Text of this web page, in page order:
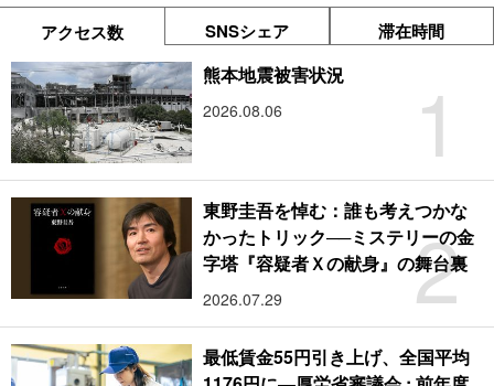
アクセス数 SNSシェア 滞在時間
1
熊本地震被害状況
2026.08.06
2
東野圭吾を悼む：誰も考えつかな
かったトリック──ミステリーの金
字塔『容疑者Ｘの献身』の舞台裏
2026.07.29
最低賃金55円引き上げ、全国平均